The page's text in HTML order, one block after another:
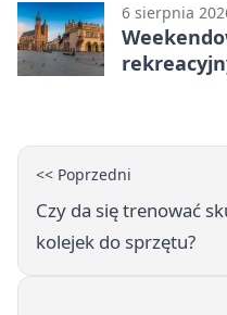
6 sierpnia
<< Poprzedni
Czy da się trenować
kolejek do sprzętu?